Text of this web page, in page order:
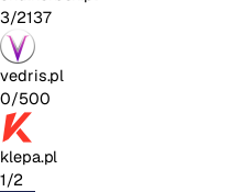
3/2137
vedris.pl
0/500
klepa.pl
1/2